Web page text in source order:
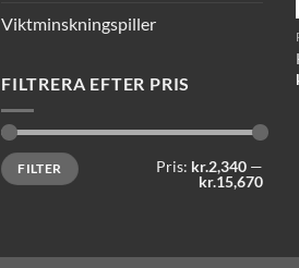
Viktminskningspiller
FILTRERA EFTER PRIS
Mindste
pris
Højeste
prisFILTER Pris: kr.2,340 —
kr.15,670